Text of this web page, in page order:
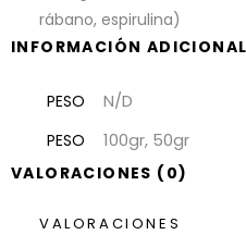
rábano, espirulina)
INFORMACIÓN ADICIONAL
PESO N/D
PESO 100gr, 50gr
VALORACIONES (0)
VALORACIONES